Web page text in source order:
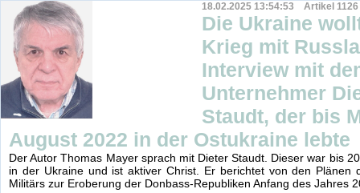
18.02.2025 13:54:53 Artikel 1126
Die Ukraine
Krieg mit
Interview mit
Unternehmer
Staudt, der bis
August 2022 in der Ostukraine lebte
Der Autor Thomas Mayer sprach mit Dieter Staudt. Dieser war bis
in der Ukraine und ist aktiver Christ. Er berichtet von den Plänen
Militärs zur Eroberung der Donbass-Republiken Anfang des Jahres